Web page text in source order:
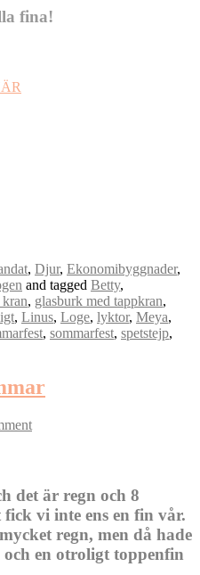
fina!
, Djur, Ekonomibyggnader,
and tagged Betty,
, glasburk med tappkran,
, Linus, Loge, lyktor, Meya,
, sommarfest, spetstejp,
det är regn och 8
vi inte ens en fin vår.
regn, men då hade
en otroligt toppenfin